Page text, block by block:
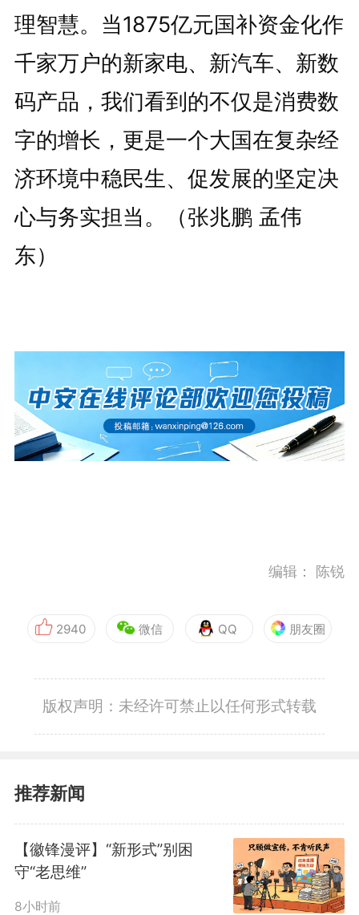
理智慧。当1875亿元国补资金化作
千家万户的新家电、新汽车、新数
码产品，我们看到的不仅是消费数
字的增长，更是一个大国在复杂经
济环境中稳民生、促发展的坚定决
心与务实担当。（张兆鹏 孟伟
东）
编辑： 陈锐
2940 微信 QQ 朋友圈
版权声明：未经许可禁止以任何形式转载
推荐新闻
【徽锋漫评】“新形式”别困
守“老思维”
8小时前